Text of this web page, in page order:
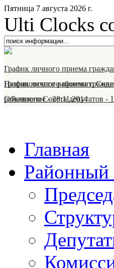
Пятница 7 августа 2026 г.
Ulti Clocks
График личного приема
Назрановского районного
График личного приема
районного Совета депутатов -
Объявление-28.11.2014
Главная
Районный